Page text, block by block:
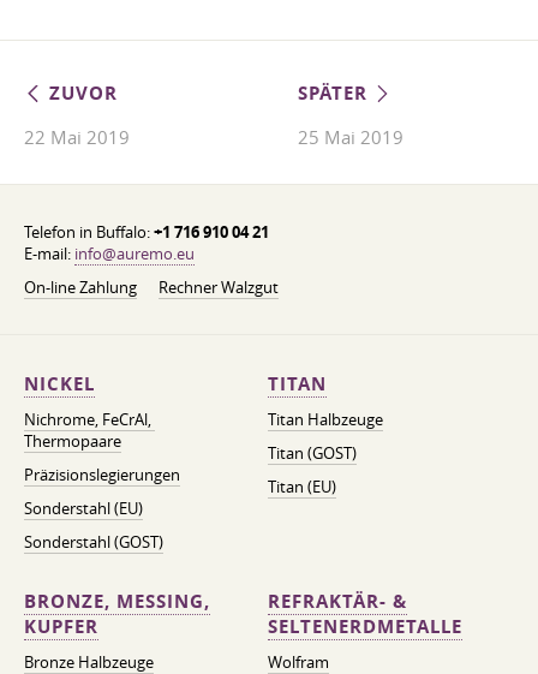
ZUVOR
22 Mai 2019
SPÄTER
25 Mai 2019
Telefon in Buffalo:+1 716 910 04 21
E-mail: info@auremo.eu
On-line Zahlung
Rechner Walzgut
NICKEL
Nichrome, FeСrAl, ​​
Thermopaare
Präzisionslegierungen
Sonderstahl (EU)
Sonderstahl (GOST)
TITAN
Titan Halbzeuge
Titan (GOST)
Titan (EU)
BRONZE, MESSING,
KUPFER
Bronze Halbzeuge
REFRAKTÄR- &
SELTENERDMETALLE
Wolfram